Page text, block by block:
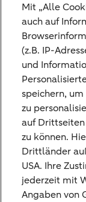
aber wenn
die
Aktienmarkt
in diesem
*„Zum
2019)
Mit „Alle
auch auf
(z.B. IP-
und
speichern,
zu
auf
zu können.
Drittländer
USA. Ihre
jederzeit mit
Angaben von